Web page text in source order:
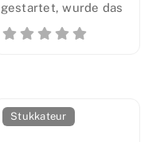
gestartet, wurde das
Stukkateur